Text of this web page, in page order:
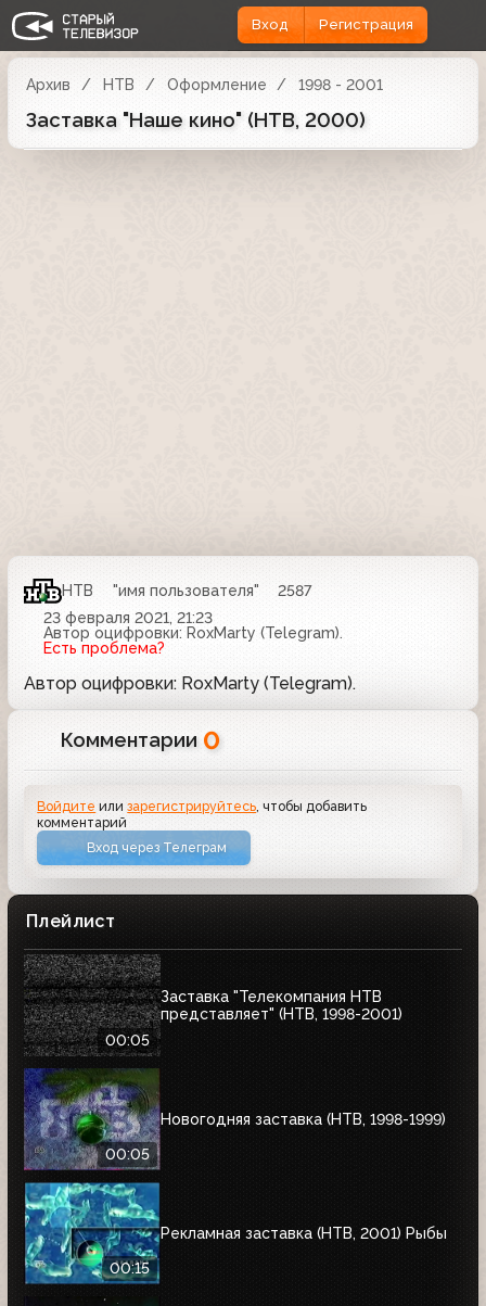
Вход Регистрация
Архив НТВ Оформление 1998 - 2001
Заставка "Наше кино" (НТВ, 2000)
НТВ "имя пользователя"
2587
23 февраля 2021, 21:23
Автор оцифровки: RoxMarty (Telegram).
Есть проблема?
Автор оцифровки: RoxMarty (Telegram).
Комментарии 0
Войдите илизарегистрируйтесь , чтобы добавить
комментарий
Вход через Телеграм
Плейлист
00:05
Заставка "Телекомпания НТВ
представляет" (НТВ, 1998-2001)
00:05
Новогодняя заставка (НТВ, 1998-1999)
00:15
Рекламная заставка (НТВ, 2001) Рыбы